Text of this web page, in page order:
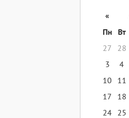
«
Пн
Вт
27
28
3
4
10
11
17
18
24 25